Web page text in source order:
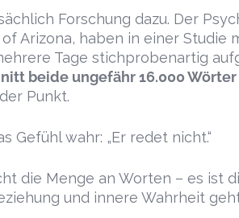
Forschung dazu. Der
Arizona, haben in einer Studie
Tage stichprobenartig
beide ungefähr 16.000 Wörter
Punkt.
Gefühl wahr: „Er redet nicht.“
die Menge an Worten – es ist
und innere Wahrheit